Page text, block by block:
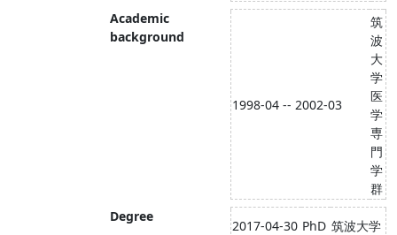
Academic
background
1998-04 -- 2002-03
筑
波
大
学
医
学
専
門
学
群
Degree
2017-04-30 PhD 筑波大学